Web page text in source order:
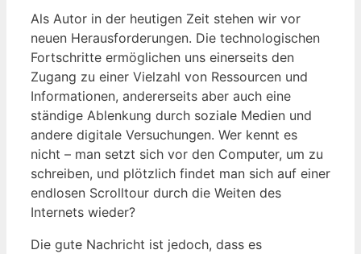
Als Autor in der heutigen Zeit stehen wir vor
neuen Herausforderungen. Die technologischen
Fortschritte ermöglichen uns einerseits den
Zugang zu einer Vielzahl von Ressourcen und
Informationen, andererseits aber auch eine
ständige Ablenkung durch soziale Medien und
andere digitale Versuchungen. Wer kennt es
nicht – man setzt sich vor den Computer, um zu
schreiben, und plötzlich findet man sich auf einer
endlosen Scrolltour durch die Weiten des
Internets wieder?
Die gute Nachricht ist jedoch, dass es